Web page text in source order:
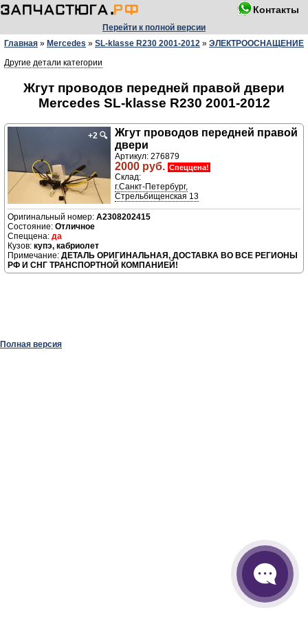
Контакты
Перейти к полной версии
Главная » Mercedes » SL-klasse R230 2001-2012 » ЭЛЕКТРООСНАЩЕНИЕ
Другие детали категории
Жгут проводов передней правой двери
Mercedes SL-klasse R230 2001-2012
+2 🔍
Жгут проводов передней правой
двери
Артикул: 276879
2000 руб. Спеццена!
Склад:
г.Санкт-Петербург,
Стрельбищенская 13
A2308202415
Отличное
да
купэ, кабриолет
ДЕТАЛЬ ОРИГИНАЛЬНАЯ, ДОСТАВКА ВО ВСЕ РЕГИОНЫ
РФ И СНГ ТРАНСПОРТНОЙ КОМПАНИЕЙ!
Полная версия